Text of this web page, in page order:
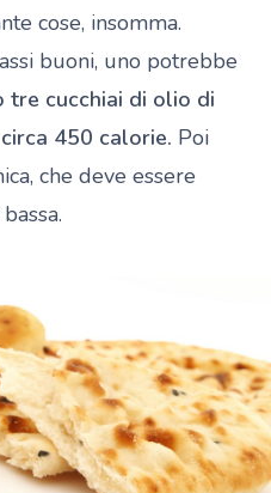
cose, insomma.
buoni, uno potrebbe
tre cucchiai di olio di
450 calorie. Poi
che deve essere